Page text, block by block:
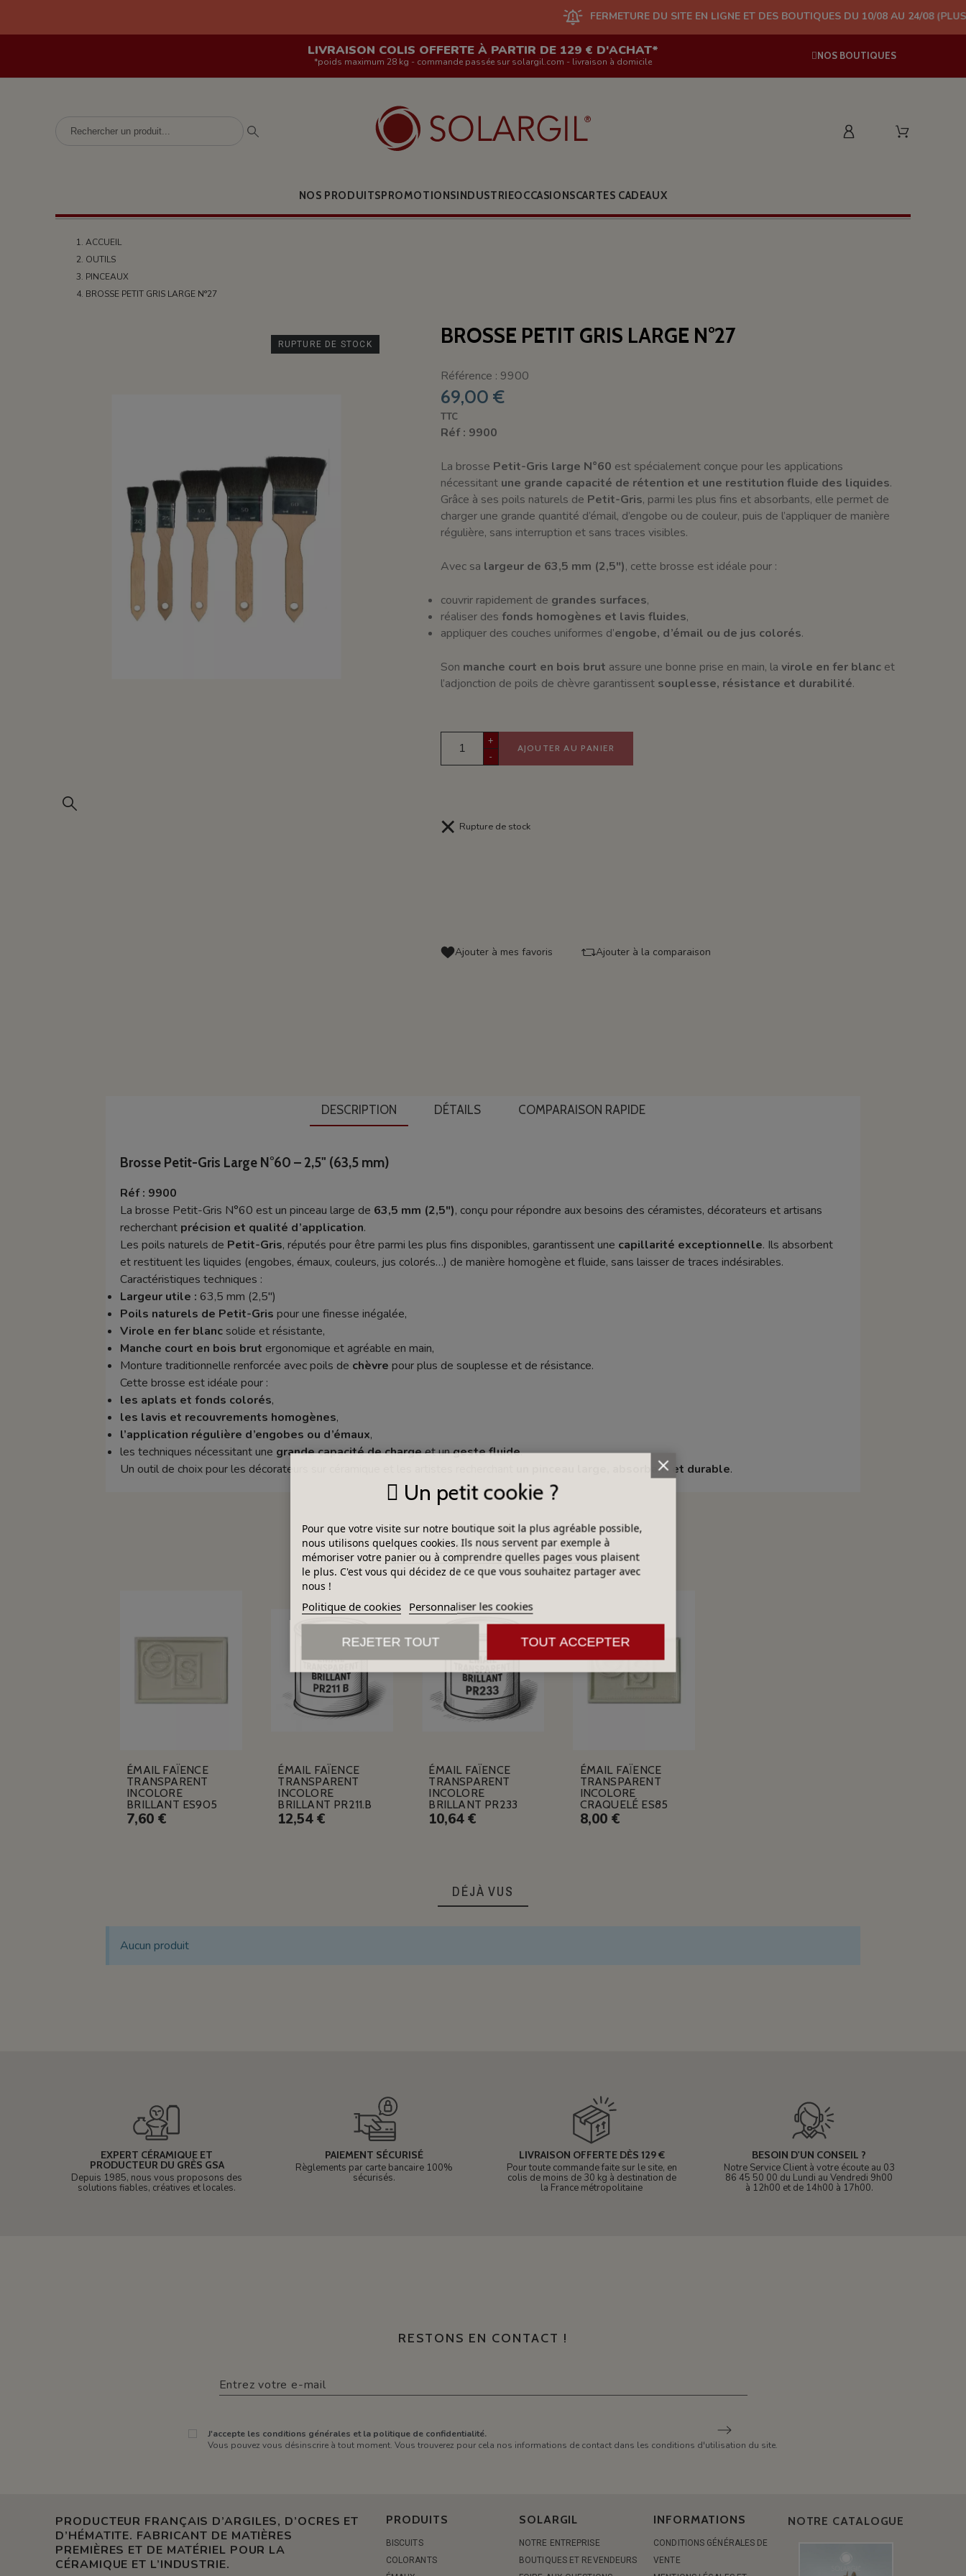
FERMETURE DU SITE EN LIGNE ET DES BOUTIQUES DU 10/08 AU 24/08 (PLUS
LIVRAISON COLIS OFFERTE À PARTIR DE 129 € D'ACHAT*
*poids maximum 28 kg - commande passée sur solargil.com - livraison à domicile
NOS BOUTIQUES
NOS PRODUITSPROMOTIONSINDUSTRIEOCCASIONSCARTES CADEAUX
ACCUEIL
OUTILS
PINCEAUX
BROSSE PETIT GRIS LARGE N°27
RUPTURE DE STOCK BROSSE PETIT GRIS LARGE N°27
Référence : 9900
69,00 €
TTC
Réf : 9900
La brosse Petit-Gris large N°60 est spécialement conçue pour les applications
nécessitant une grande capacité de rétention et une restitution fluide des liquides.
Grâce à ses poils naturels de Petit-Gris, parmi les plus fins et absorbants, elle permet de
charger une grande quantité d’émail, d’engobe ou de couleur, puis de l’appliquer de manière
régulière, sans interruption et sans traces visibles.
Avec sa largeur de 63,5 mm (2,5"), cette brosse est idéale pour :
couvrir rapidement de grandes surfaces,
réaliser des fonds homogènes et lavis fluides,
appliquer des couches uniformes d’engobe, d’émail ou de jus colorés.
Son manche court en bois brut assure une bonne prise en main, la virole en fer blancet
l’adjonction de poils de chèvre garantissent souplesse, résistance et durabilité.
+
-
AJOUTER AU PANIER
Rupture de stock
Ajouter à mes favoris Ajouter à la comparaison
DESCRIPTION DÉTAILS COMPARAISON RAPIDE
Brosse Petit-Gris Large N°60 – 2,5" (63,5 mm)
Réf : 9900
La brosse Petit-Gris N°60 est un pinceau large de 63,5 mm (2,5"), conçu pour répondre aux besoins des céramistes, décorateurs et artisans
recherchant précision et qualité d’application.
Les poils naturels de Petit-Gris, réputés pour être parmi les plus fins disponibles, garantissent une capillarité exceptionnelle. Ils absorbent
et restituent les liquides (engobes, émaux, couleurs, jus colorés…) de manière homogène et fluide, sans laisser de traces indésirables.
Caractéristiques techniques :
Largeur utile : 63,5 mm (2,5")
Poils naturels de Petit-Gris pour une finesse inégalée,
Virole en fer blancsolide et résistante,
Manche court en bois brut ergonomique et agréable en main,
Monture traditionnelle renforcée avec poils de chèvre pour plus de souplesse et de résistance.
Cette brosse est idéale pour :
les aplats et fonds colorés,
les lavis et recouvrements homogènes,
l’application régulière d’engobes ou d’émaux,
les techniques nécessitant une grande capacité de chargeet ungeste fluide.
Un outil de choix pour les décorateurs sur céramique et les artistes recherchant
un pinceau large, absorbant et durable.
DANS LA MÊME CATÉGORIE
ÉMAIL FAÏENCE
TRANSPARENT
INCOLORE
BRILLANT ES905
7,60 €
ÉMAIL FAÏENCE
TRANSPARENT
INCOLORE
BRILLANT PR211.B
12,54 €
ÉMAIL FAÏENCE
TRANSPARENT
INCOLORE
BRILLANT PR233
10,64 €
ÉMAIL FAÏENCE
TRANSPARENT
INCOLORE
CRAQUELÉ ES85
8,00 €
DÉJÀ VUS
Aucun produit
EXPERT CÉRAMIQUE ET
PRODUCTEUR DU GRÈS GSA
Depuis 1985, nous vous proposons des
solutions fiables, créatives et locales.
PAIEMENT SÉCURISÉ
Règlements par carte bancaire 100%
sécurisés.
LIVRAISON OFFERTE DÈS 129 €
Pour toute commande faite sur le site, en
colis de moins de 30 kg à destination de
la France métropolitaine
BESOIN D'UN CONSEIL ?
Notre Service Client à votre écoute au 03
86 45 50 00 du Lundi au Vendredi 9h00
à 12h00 et de 14h00 à 17h00.
RESTONS EN CONTACT !
J'accepte les conditions générales et la politique de confidentialité.
Vous pouvez vous désinscrire à tout moment. Vous trouverez pour cela nos informations de contact dans les conditions d'utilisation du site.
PRODUCTEUR FRANÇAIS D’ARGILES, D’OCRES ET
D’HÉMATITE. FABRICANT DE MATIÈRES
PREMIÈRES ET DE MATÉRIEL POUR LA
CÉRAMIQUE ET L’INDUSTRIE.
PRODUITS
BISCUITS
COLORANTS
SOLARGIL
NOTRE ENTREPRISE
BOUTIQUES ET REVENDEURS
INFORMATIONS
CONDITIONS GÉNÉRALES DE
VENTE
NOTRE CATALOGUE
Un petit cookie ?
Pour que votre visite sur notre boutique soit la plus agréable possible,
nous utilisons quelques cookies. Ils nous servent par exemple à
mémoriser votre panier ou à comprendre quelles pages vous plaisent
le plus. C'est vous qui décidez de ce que vous souhaitez partager avec
nous !
Politique de cookies Personnaliser les cookies
REJETER TOUT TOUT ACCEPTER